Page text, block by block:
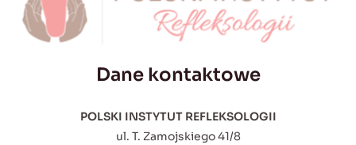
Dane kontaktowe
POLSKI INSTYTUT REFLEKSOLOGII
ul. T. Zamojskiego 41/8